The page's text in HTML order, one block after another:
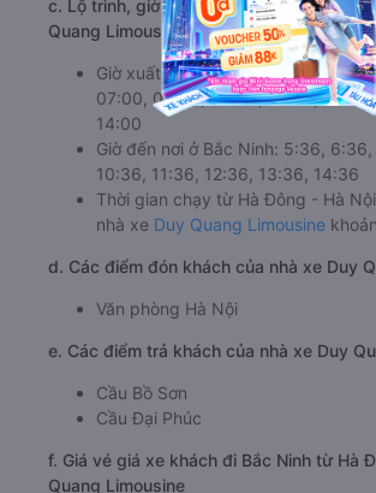
c. Lộ trình, giờ khởi hành và giờ kết thúc
Quang Limousine
Giờ xuất phát ở Hà Đông - Hà Nội:
07:00, 08:00, 09:00, 10:00, 11:00,
14:00
Giờ đến nơi ở Bắc Ninh: 5:36,
10:36, 11:36, 12:36, 13:36, 14:36
nhà xeDuy Quang Limousine
d. Các điểm đón khách của nhà xe Duy
Văn phòng Hà Nội
Cầu Bồ Sơn